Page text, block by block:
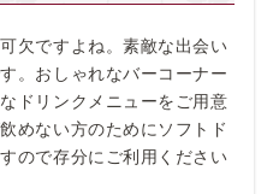
欠ですよね。素敵な出会い
。おしゃれなバーコーナー
ドリンクメニューをご用意
めない方のためにソフトド
ので存分にご利用ください